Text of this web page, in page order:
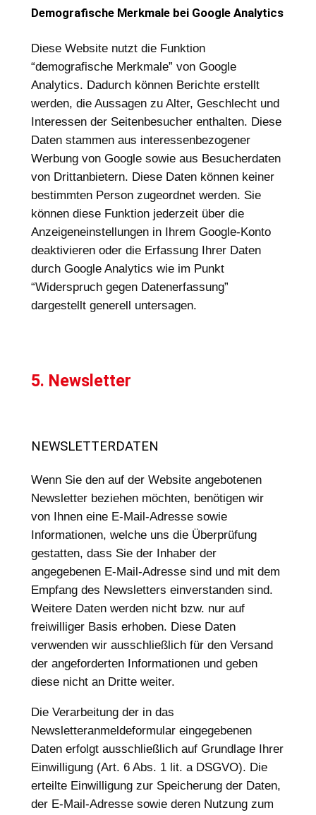
Demografische Merkmale bei Google Analytics
Diese Website nutzt die Funktion
“demografische Merkmale” von Google
Analytics. Dadurch können Berichte erstellt
werden, die Aussagen zu Alter, Geschlecht und
Interessen der Seitenbesucher enthalten. Diese
Daten stammen aus interessenbezogener
Werbung von Google sowie aus Besucherdaten
von Drittanbietern. Diese Daten können keiner
bestimmten Person zugeordnet werden. Sie
können diese Funktion jederzeit über die
Anzeigeneinstellungen in Ihrem Google-Konto
deaktivieren oder die Erfassung Ihrer Daten
durch Google Analytics wie im Punkt
“Widerspruch gegen Datenerfassung”
dargestellt generell untersagen.
5. Newsletter
NEWSLETTERDATEN
Wenn Sie den auf der Website angebotenen
Newsletter beziehen möchten, benötigen wir
von Ihnen eine E-Mail-Adresse sowie
Informationen, welche uns die Überprüfung
gestatten, dass Sie der Inhaber der
angegebenen E-Mail-Adresse sind und mit dem
Empfang des Newsletters einverstanden sind.
Weitere Daten werden nicht bzw. nur auf
freiwilliger Basis erhoben. Diese Daten
verwenden wir ausschließlich für den Versand
der angeforderten Informationen und geben
diese nicht an Dritte weiter.
Die Verarbeitung der in das
Newsletteranmeldeformular eingegebenen
Daten erfolgt ausschließlich auf Grundlage Ihrer
Einwilligung (Art. 6 Abs. 1 lit. a DSGVO). Die
erteilte Einwilligung zur Speicherung der Daten,
der E-Mail-Adresse sowie deren Nutzung zum